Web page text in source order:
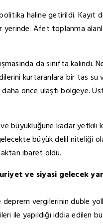
haline getirildi. Kayıt
yerinde. Afet toplanma
da sınıfta kalındı.
kurtaranlara bir tas su
önce ulaştı bölgeye.
büyüklüğüne kadar yetkili
büyük delil niteliği
ibaret oldu.
ve siyasi gelecek
vergilerinin duble
ile yapıldığı iddia edilen